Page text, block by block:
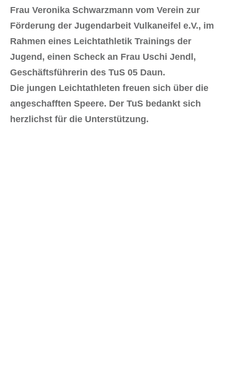
Frau Veronika Schwarzmann vom Verein zur
Förderung der Jugendarbeit Vulkaneifel e.V., im
Rahmen eines Leichtathletik Trainings der
Jugend, einen Scheck an Frau Uschi Jendl,
Geschäftsführerin des TuS 05 Daun.
Die jungen Leichtathleten freuen sich über die
angeschafften Speere. Der TuS bedankt sich
herzlichst für die Unterstützung.